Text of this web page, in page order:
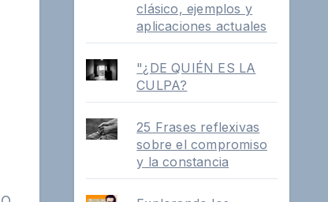
clásico, ejemplos y
aplicaciones actuales
"¿DE QUIÉN ES LA
CULPA?
25 Frases reflexivas
sobre el compromiso
y la constancia